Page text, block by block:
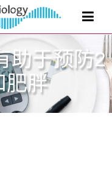
助于预防2
肥胖